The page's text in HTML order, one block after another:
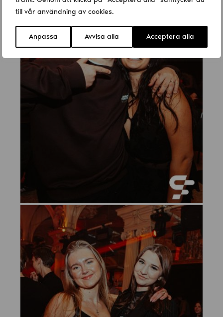
till vår användning av cookies.
Anpassa Avvisa alla Acceptera alla